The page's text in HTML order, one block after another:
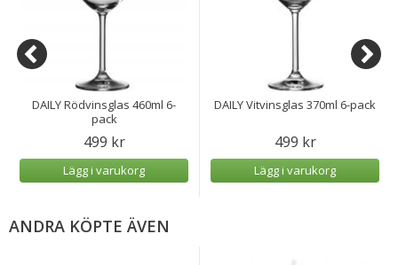
DAILY Rödvinsglas 460ml 6-
pack
499 kr
Lägg i varukorg
DAILY Vitvinsglas 370ml 6-pack
499 kr
Lägg i varukorg
ANDRA KÖPTE ÄVEN